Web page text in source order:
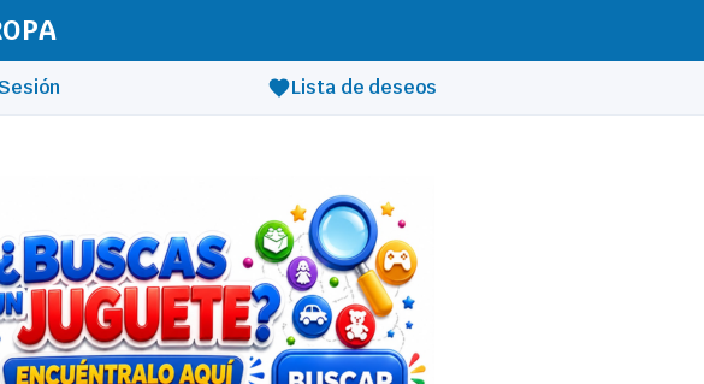
Lista de deseos